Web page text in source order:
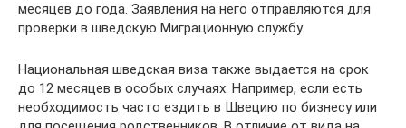
месяцев до года. Заявления на него отправляются для
проверки в шведскую Миграционную службу.
Национальная шведская виза также выдается на срок
до 12 месяцев в особых случаях. Например, если есть
необходимость часто ездить в Швецию по бизнесу или